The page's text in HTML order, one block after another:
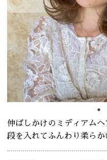
伸ばしかけのミディアムヘ
段を入れてふんわり柔らか